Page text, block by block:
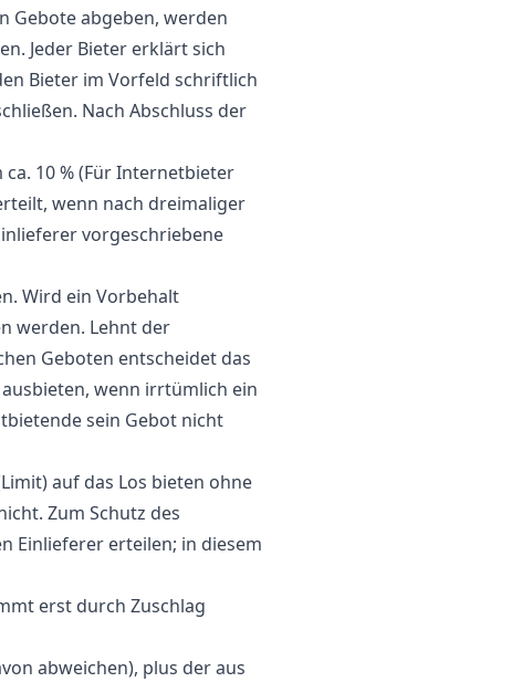
Gebote abgeben, werden
Jeder Bieter erklärt sich
Bieter im Vorfeld schriftlich
Nach Abschluss der
10 % (Für Internetbieter
wenn nach dreimaliger
vorgeschriebene
Wird ein Vorbehalt
werden. Lehnt der
Geboten entscheidet das
wenn irrtümlich ein
sein Gebot nicht
auf das Los bieten ohne
Zum Schutz des
Einlieferer erteilen; in diesem
erst durch Zuschlag
abweichen), plus der aus